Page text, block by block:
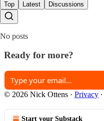
Top Latest Discussions
No posts
Ready for more?
© 2026 Nick Ottens · Privacy ∙
Start your Substack